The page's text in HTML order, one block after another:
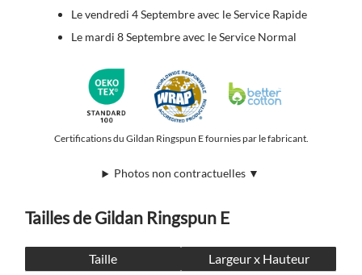
Le vendredi 4 Septembre avec le Service Rapide
Le mardi 8 Septembre avec le Service Normal
Certifications du Gildan Ringspun E fournies par le fabricant.
Photos non contractuelles ▼
Tailles de Gildan Ringspun E
Taille
Largeur x Hauteur